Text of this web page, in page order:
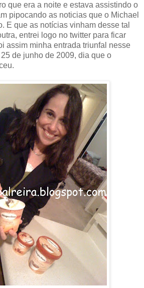
que era a noite e estava assistindo o
pipocando as noticias que o Michael
E que as notícias vinham desse tal
entrei logo no twitter para ficar
assim minha entrada triunfal nesse
de junho de 2009, dia que o